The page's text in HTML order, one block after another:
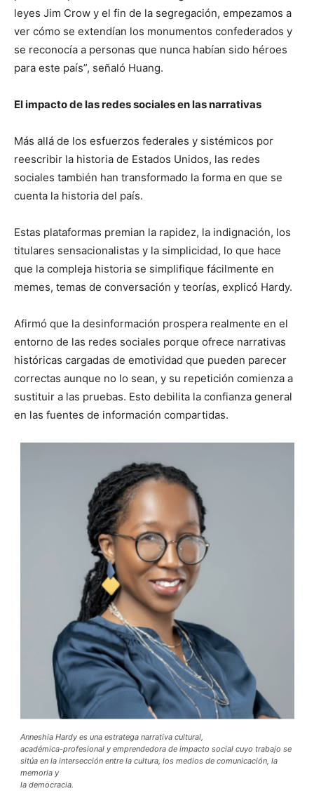
leyes Jim Crow y el fin de la segregación, empezamos a
ver cómo se extendían los monumentos confederados y
se reconocía a personas que nunca habían sido héroes
para este país”, señaló Huang.
El impacto de las redes sociales en las narrativas
Más allá de los esfuerzos federales y sistémicos por
reescribir la historia de Estados Unidos, las redes
sociales también han transformado la forma en que se
cuenta la historia del país.
Estas plataformas premian la rapidez, la indignación, los
titulares sensacionalistas y la simplicidad, lo que hace
que la compleja historia se simplifique fácilmente en
memes, temas de conversación y teorías, explicó Hardy.
Afirmó que la desinformación prospera realmente en el
entorno de las redes sociales porque ofrece narrativas
históricas cargadas de emotividad que pueden parecer
correctas aunque no lo sean, y su repetición comienza a
sustituir a las pruebas. Esto debilita la confianza general
en las fuentes de información compartidas.
Anneshia Hardy es una estratega narrativa cultural,
académica-profesional y emprendedora de impacto social cuyo trabajo se
sitúa en la intersección entre la cultura, los medios de comunicación, la
memoria y
la democracia.